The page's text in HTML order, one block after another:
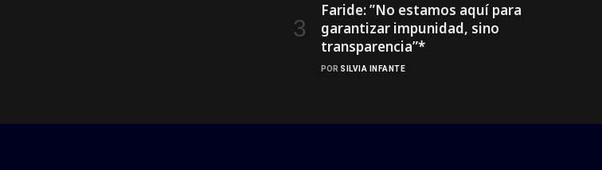
Faride: ”No estamos aquí para
garantizar impunidad, sino
transparencia”*
POR SILVIA INFANTE